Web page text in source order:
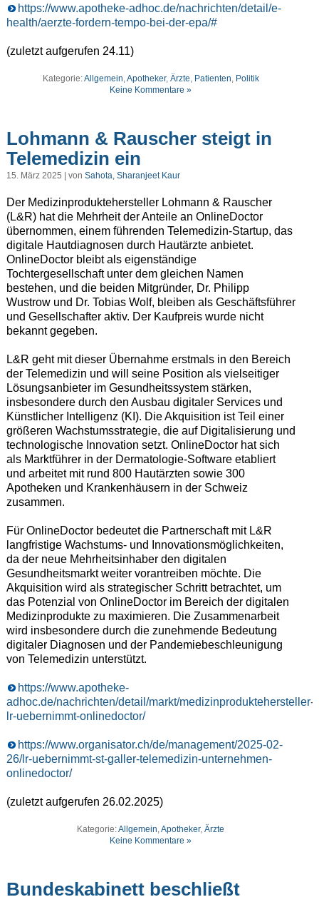
https://www.apotheke-adhoc.de/nachrichten/detail/e-
health/aerzte-fordern-tempo-bei-der-epa/#
(zuletzt aufgerufen 24.11)
Kategorie:Allgemein,Apotheker, Ärzte, Patienten, Politik
Keine Kommentare »
Lohmann & Rauscher steigt in
Telemedizin ein
15. März 2025 | von Sahota, Sharanjeet Kaur
Der Medizinproduktehersteller Lohmann & Rauscher
(L&R) hat die Mehrheit der Anteile an OnlineDoctor
übernommen, einem führenden Telemedizin-Startup, das
digitale Hautdiagnosen durch Hautärzte anbietet.
OnlineDoctor bleibt als eigenständige
Tochtergesellschaft unter dem gleichen Namen
bestehen, und die beiden Mitgründer, Dr. Philipp
Wustrow und Dr. Tobias Wolf, bleiben als Geschäftsführer
und Gesellschafter aktiv. Der Kaufpreis wurde nicht
bekannt gegeben.
L&R geht mit dieser Übernahme erstmals in den Bereich
der Telemedizin und will seine Position als vielseitiger
Lösungsanbieter im Gesundheitssystem stärken,
insbesondere durch den Ausbau digitaler Services und
Künstlicher Intelligenz (KI). Die Akquisition ist Teil einer
größeren Wachstumsstrategie, die auf Digitalisierung und
technologische Innovation setzt. OnlineDoctor hat sich
als Marktführer in der Dermatologie-Software etabliert
und arbeitet mit rund 800 Hautärzten sowie 300
Apotheken und Krankenhäusern in der Schweiz
zusammen.
Für OnlineDoctor bedeutet die Partnerschaft mit L&R
langfristige Wachstums- und Innovationsmöglichkeiten,
da der neue Mehrheitsinhaber den digitalen
Gesundheitsmarkt weiter vorantreiben möchte. Die
Akquisition wird als strategischer Schritt betrachtet, um
das Potenzial von OnlineDoctor im Bereich der digitalen
Medizinprodukte zu maximieren. Die Zusammenarbeit
wird insbesondere durch die zunehmende Bedeutung
digitaler Diagnosen und der Pandemiebeschleunigung
von Telemedizin unterstützt.
https://www.apotheke-
adhoc.de/nachrichten/detail/markt/medizinproduktehersteller-
lr-uebernimmt-onlinedoctor/
https://www.organisator.ch/de/management/2025-02-
26/lr-uebernimmt-st-galler-telemedizin-unternehmen-
onlinedoctor/
(zuletzt aufgerufen 26.02.2025)
Kategorie:Allgemein,Apotheker,Ärzte
Keine Kommentare »
Bundeskabinett beschließt